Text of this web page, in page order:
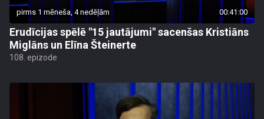
pirms 1 mēneša, 4 nedēļām 00:41:00
Erudīcijas spēlē "15 jautājumi" sacenšas Kristiāns
Miglāns un Elīna Šteinerte
108. epizode